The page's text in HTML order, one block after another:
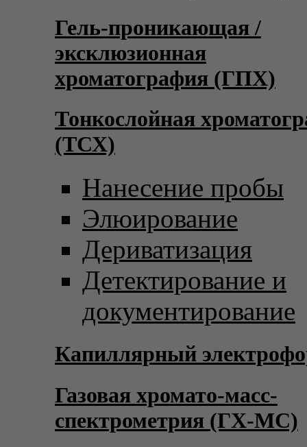
Гель-проникающая /
эксклюзионная
хроматография (ГПХ)
Тонкослойная
(ТСХ)
Нанесение пробы
Элюирование
Дериватизация
Детектирование и
документирование
Капиллярный
Газовая хромато-масс-
спектрометрия (ГХ-МС)